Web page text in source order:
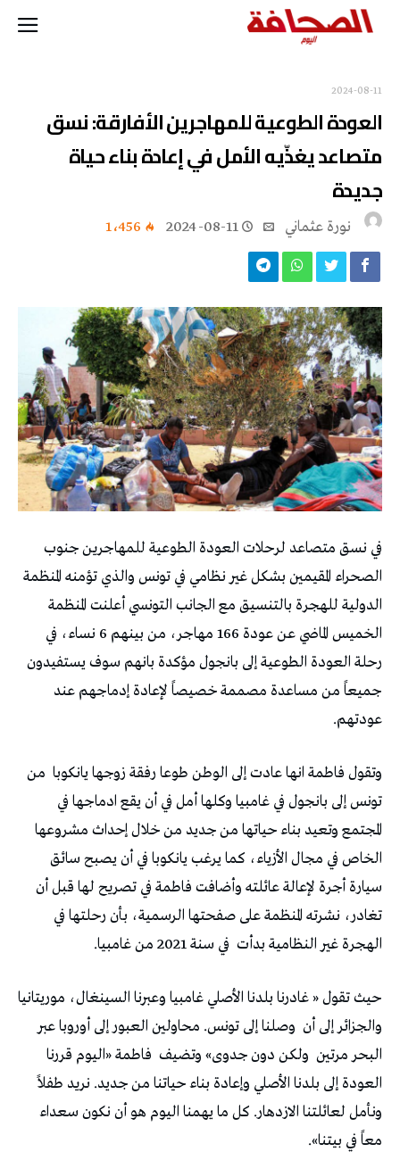
2024-08-11
العودة الطوعية للمهاجرين الأفارقة: نسق
متصاعد يغذّيه الأمل في إعادة بناء حياة
جديدة
نورة‭ ‬عثماني‭ 2024-08-11 1٬456
في نسق متصاعد لرحلات العودة الطوعية للمهاجرين جنوب
الصحراء المقيمين بشكل غير نظامي في تونس والذي تؤمنه المنظمة
الدولية للهجرة بالتنسيق مع الجانب التونسي أعلنت المنظمة
الخميس الماضي عن عودة 166 مهاجر، من بينهم 6 نساء، في
رحلة العودة الطوعية إلى بانجول مؤكدة بانهم سوف يستفيدون
جميعاً من مساعدة مصممة خصيصاً لإعادة إدماجهم عند
عودتهم.
وتقول فاطمة انها عادت إلى الوطن طوعا رفقة زوجها يانكوبا من
تونس إلى بانجول في غامبيا وكلها أمل في أن يقع ادماجها في
المجتمع وتعيد بناء حياتها من جديد من خلال إحداث مشروعها
الخاص في مجال الأزياء، كما يرغب يانكوبا في أن يصبح سائق
سيارة أجرة لإعالة عائلته وأضافت فاطمة في تصريح لها قبل أن
تغادر، نشرته المنظمة على صفحتها الرسمية، بأن رحلتها في
الهجرة غير النظامية بدأت في سنة 2021 من غامبيا.
حيث تقول « غادرنا بلدنا الأصلي غامبيا وعبرنا السينغال، موريتانيا
والجزائر إلى أن وصلنا إلى تونس. محاولين العبور إلى أوروبا عبر
البحر مرتين ولكن دون جدوى» وتضيف فاطمة «اليوم قررنا
العودة إلى بلدنا الأصلي وإعادة بناء حياتنا من جديد. نريد طفلاً
ونأمل لعائلتنا الازدهار. كل ما يهمنا اليوم هو أن نكون سعداء
معاً في بيتنا».